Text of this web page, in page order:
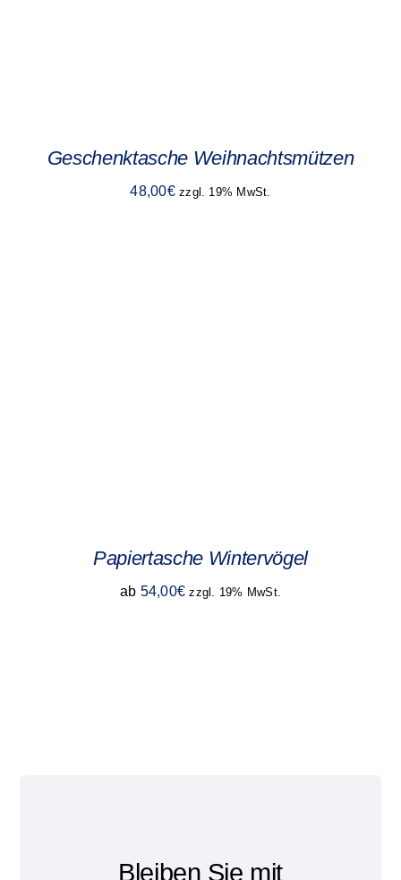
Geschenktasche Weihnachtsmützen
48,00€ zzgl. 19% MwSt.
Papiertasche Wintervögel
ab 54,00€ zzgl. 19% MwSt.
Bleiben Sie mit